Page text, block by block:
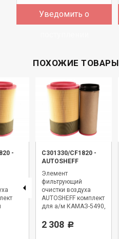
Уведомить о
ПОХОЖИЕ ТОВАРЫ
- C301330/CF1820 -
AUTOSHEFF
Элемент
фильтрующий
очистки воздуха
AUTOSHEFF комплект
для а/м КАМАЗ-5490,
двигателями
2 308 Р